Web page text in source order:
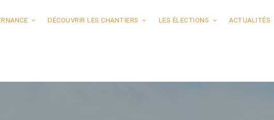
DÉCOUVRIR LES CHANTIERS LES ÉLECTIONS ACTUALITÉS